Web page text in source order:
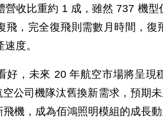
營收比重約 1 成，雖然 737 機型
飛，完全復飛則需數月時間，復
度。
好，未來 20 年航空市場將呈現
公司機隊汰舊換新需求，預期
機，成為佰鴻照明模組的成長動